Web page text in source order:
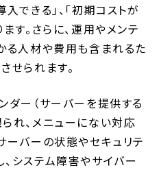
できる」、「初期コストが
す。さらに、運用やメンテ
る人材や費用も含まれるた
せられます。
ダー（サーバーを提供する
れ、メニューにない対応
ーバーの状態やセキュリテ
システム障害やサイバー